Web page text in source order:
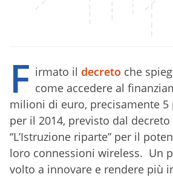
F irmato il decreto che
come accedere al
milioni di euro, precisamente 5
per il 2014, previsto dal decreto
“L’Istruzione riparte” per il
loro connessioni wireless. Un
volto a innovare e rendere più